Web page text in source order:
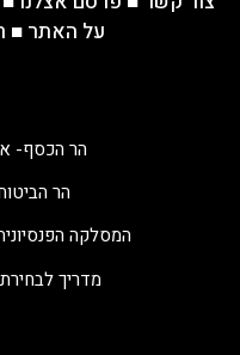
על האתר ■
הר הכסף-
הר
המסלקה
מדריך